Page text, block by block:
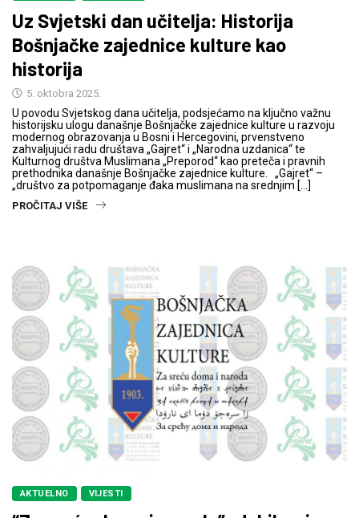
Uz Svjetski dan učitelja: Historija
Bošnjačke zajednice kulture kao
historija
5. oktobra 2025.
U povodu Svjetskog dana učitelja, podsjećamo na ključno važnu
historijsku ulogu današnje Bošnjačke zajednice kulture u razvoju
modernog obrazovanja u Bosni i Hercegovini, prvenstveno
zahvaljujući radu društava „Gajret“ i „Narodna uzdanica“ te
Kulturnog društva Muslimana „Preporod“ kao preteča i pravnih
prethodnika današnje Bošnjačke zajednice kulture. „Gajret“ –
„društvo za potpomaganje đaka muslimana na srednjim […]
PROČITAJ VIŠE
AKTUELNO VIJESTI